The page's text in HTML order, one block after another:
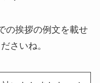
の挨拶の例文を載せ
さいね。